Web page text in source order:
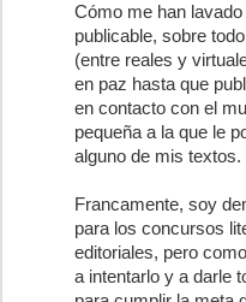
Cómo me han
publicable, sobre
(entre reales y
en paz hasta que
en contacto con el
pequeña a la que le
alguno de mis textos.
Francamente, soy
para los concursos
editoriales, pero
a intentarlo y a darle